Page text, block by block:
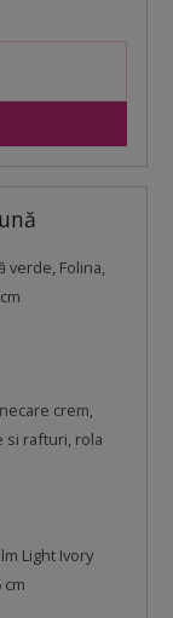
verde, Folina,
crem,
si rafturi, rola
Light Ivory
cm